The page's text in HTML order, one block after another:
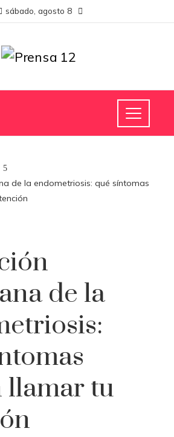
sábado, agosto 8
de la endometriosis: qué síntomas
de la
llamar tu